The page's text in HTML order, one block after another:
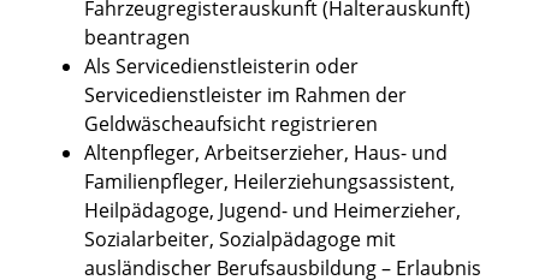
Fahrzeugregisterauskunft (Halterauskunft)
beantragen
Als Servicedienstleisterin oder
Servicedienstleister im Rahmen der
Geldwäscheaufsicht registrieren
Altenpfleger, Arbeitserzieher, Haus- und
Familienpfleger, Heilerziehungsassistent,
Heilpädagoge, Jugend- und Heimerzieher,
Sozialarbeiter, Sozialpädagoge mit
ausländischer Berufsausbildung – Erlaubnis